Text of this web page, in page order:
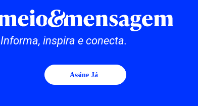
Informa, inspira e conecta.
Assine Já